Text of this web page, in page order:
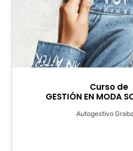
Curso de
GESTIÓN EN MODA
Autogestivo